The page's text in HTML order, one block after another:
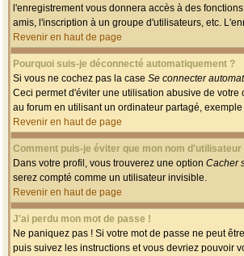
l'enregistrement vous donnera accès à des
amis, l'inscription à un groupe d'utilisateurs, etc.
Revenir en haut de page
Pourquoi suis-je déconnecté automatiquement ?
Si vous ne cochez pas la case Se connecter
Ceci permet d'éviter une utilisation abusive de
au forum en utilisant un ordinateur partagé,
Revenir en haut de page
Comment puis-je éviter que mon nom
Dans votre profil, vous trouverez une option Cacher
serez compté comme un utilisateur invisible.
Revenir en haut de page
J'ai perdu mon mot de passe !
Ne paniquez pas ! Si votre mot de passe ne peut
puis suivez les instructions et vous devriez pouvoir